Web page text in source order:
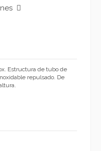
Estructura de tubo de
repulsado. De